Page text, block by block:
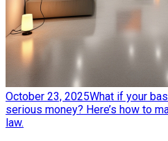
October 23, 2025What if your
serious money? Here’s how to
law.